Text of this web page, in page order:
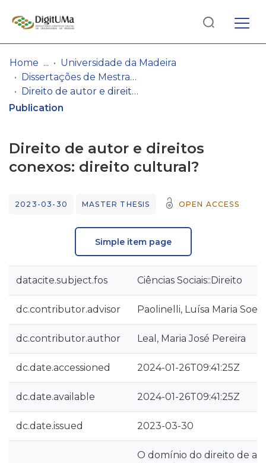
Communities
& Collections
Log
In(current)
Home
Universidade da Madeira
Dissertações de Mestrado
Direito de autor e direitos conexos: direito cultural?
Publication
Direito de autor e direitos
conexos: direito cultural?
2023-03-30 MASTER THESIS OPEN ACCESS
Simple item page
datacite.subject.fos Ciências Sociais::Direito
dc.contributor.advisor Paolinelli, Luísa Maria
dc.contributor.author Leal, Maria José Pereira
dc.date.accessioned 2024-01-26T09:41:25Z
dc.date.available 2024-01-26T09:41:25Z
dc.date.issued 2023-03-30
O domínio do direito de